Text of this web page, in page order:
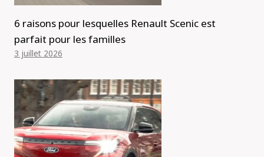
6 raisons pour lesquelles Renault Scenic est
parfait pour les familles
3 juillet 2026